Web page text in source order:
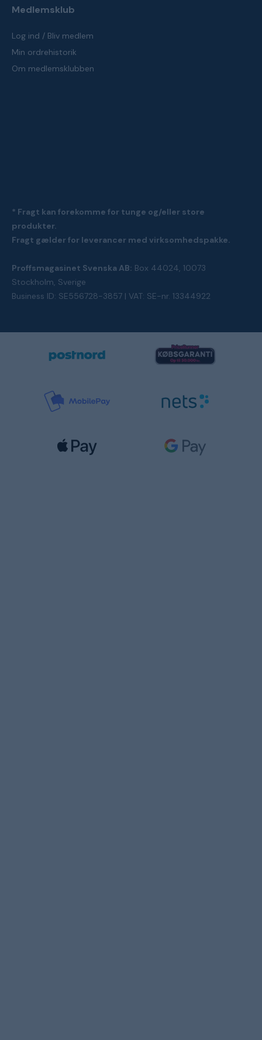
Medlemsklub
Log ind / Bliv medlem
Min ordrehistorik
Om medlemsklubben
* Fragt kan forekomme for tunge og/eller store
produkter.
Fragt gælder for leverancer med virksomhedspakke.
Proffsmagasinet Svenska AB: Box 44024, 10073
Stockholm, Sverige
Business ID: SE556728-3857 | VAT: SE-nr. 13344922